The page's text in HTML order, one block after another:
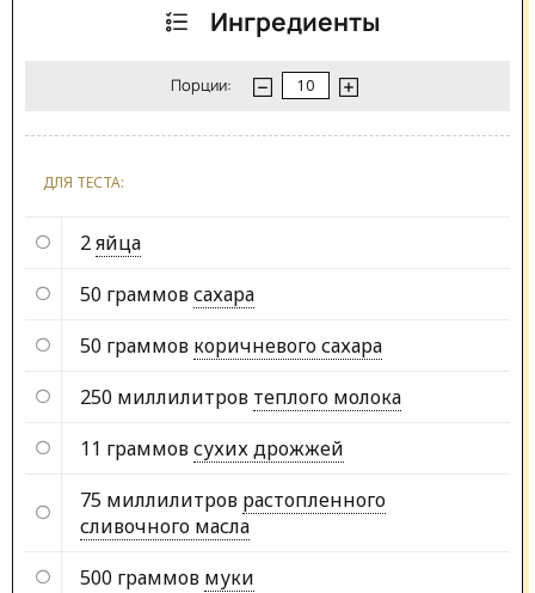
Ингредиенты
Порции:
ДЛЯ ТЕСТА:
2яйца
50 граммовсахара
50 граммов коричневого сахара
250 миллилитров теплого молока
11 граммовсухих дрожжей
75 миллилитров растопленного
сливочного масла
500 граммов муки